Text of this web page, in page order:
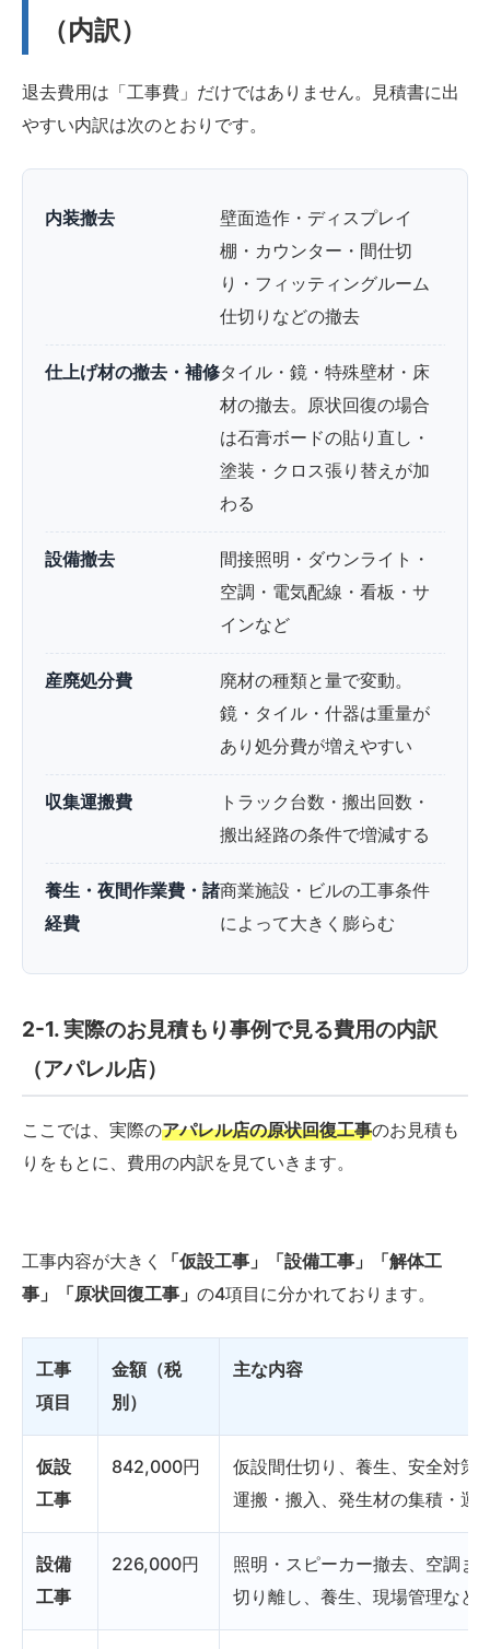
（内訳）
退去費用は「工事費」だけではありません。見積書に出
やすい内訳は次のとおりです。
内装撤去
壁面造作・ディスプレイ
棚・カウンター・間仕切
り・フィッティングルーム
仕切りなどの撤去
仕上げ材の撤去・補修タイル・鏡・特殊壁材・床
材の撤去。原状回復の場合
は石膏ボードの貼り直し・
塗装・クロス張り替えが加
わる
設備撤去
間接照明・ダウンライト・
空調・電気配線・看板・サ
インなど
産廃処分費
廃材の種類と量で変動。
鏡・タイル・什器は重量が
あり処分費が増えやすい
収集運搬費
トラック台数・搬出回数・
搬出経路の条件で増減する
養生・夜間作業費・諸
経費
商業施設・ビルの工事条件
によって大きく膨らむ
2-1. 実際のお見積もり事例で見る費用の内訳
（アパレル店）
ここでは、実際のアパレル店の原状回復工事のお見積も
りをもとに、費用の内訳を見ていきます。
工事内容が大きく
「仮設工事」「設備工事」「解体工
事」「原状回復工事」 の4項目に分かれております。
工事
項目
金額（税
別）
主な内容
仮設
工事
842,000円
仮設間仕切り、養生、安全対策
運搬・搬入、発生材の集積・運
設備
工事
226,000円
照明・スピーカー撤去、空調ま
切り離し、養生、現場管理など